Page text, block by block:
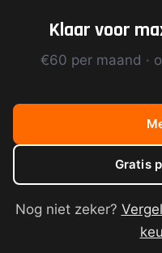
Klaar voor
€60 per maand ·
Gratis
Nog niet zeker?